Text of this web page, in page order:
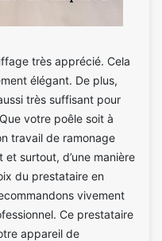
très apprécié. Cela
élégant. De plus,
très suffisant pour
votre poêle soit à
travail de ramonage
surtout, d’une manière
du prestataire en
vivement
Ce prestataire
appareil de